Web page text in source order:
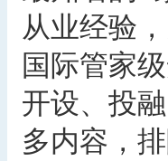
从业经验
国际管家
开设、投
多内容，